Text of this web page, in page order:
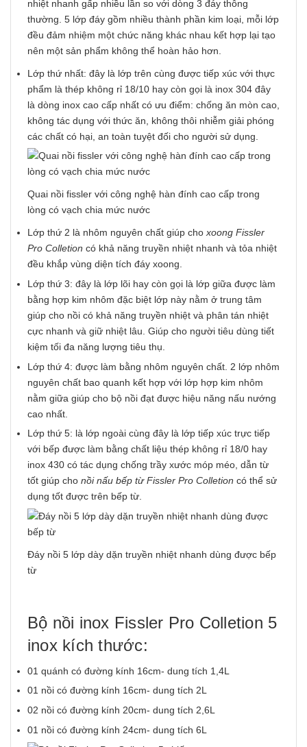
nhiệt nhanh gấp nhiều lần so với dòng 3 đáy thông
thường. 5 lớp đáy gồm nhiều thành phần kim loại, mỗi lớp
đều đảm nhiệm một chức năng khác nhau kết hợp lại tạo
nên một sản phẩm không thể hoàn hảo hơn.
Lớp thứ nhất: đây là lớp trên cùng được tiếp xúc với thực
phẩm là thép không rỉ 18/10 hay còn gọi là inox 304 đây
là dòng inox cao cấp nhất có ưu điểm: chống ăn mòn cao,
không tác dụng với thức ăn, không thôi nhiễm giải phóng
các chất có hại, an toàn tuyệt đối cho người sử dụng.
Quai nồi fissler với công nghệ hàn đính cao cấp trong
lòng có vạch chia mức nước
Lớp thứ 2 là nhôm nguyên chất giúp choxoong Fissler
Pro Colletion có khả năng truyền nhiệt nhanh và tỏa nhiệt
đều khắp vùng diện tích đáy xoong.
Lớp thứ 3: đây là lớp lõi hay còn gọi là lớp giữa được làm
bằng hợp kim nhôm đặc biệt lớp này nằm ở trung tâm
giúp cho nồi có khả năng truyền nhiệt và phân tán nhiệt
cực nhanh và giữ nhiệt lâu. Giúp cho người tiêu dùng tiết
kiệm tối đa năng lượng tiêu thụ.
Lớp thứ 4: được làm bằng nhôm nguyên chất. 2 lớp nhôm
nguyên chất bao quanh kết hợp với lớp hợp kim nhôm
nằm giữa giúp cho bộ nồi đạt được hiệu năng nấu nướng
cao nhất.
Lớp thứ 5: là lớp ngoài cùng đây là lớp tiếp xúc trực tiếp
với bếp được làm bằng chất liệu thép không rỉ 18/0 hay
inox 430 có tác dụng chống trầy xước móp méo, dẫn từ
tốt giúp cho nồi nấu bếp từ Fissler Pro Colletion có thể sử
dụng tốt được trên bếp từ.
Đáy nồi 5 lớp dày dặn truyền nhiệt nhanh dùng được bếp
từ
Bộ nồi inox Fissler Pro Colletion 5
inox kích thước:
01 quánh có đường kính 16cm- dung tích 1,4L
01 nồi có đường kính 16cm- dung tích 2L
02 nồi có đường kính 20cm- dung tích 2,6L
01 nồi có đường kính 24cm- dung tích 6L